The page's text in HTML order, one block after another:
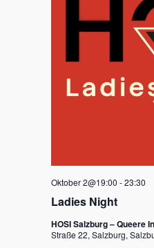
Ladies Night
Oktober 2@19:00 -23:30
HOSI Salzburg – Queere
Straße 22, Salzburg,